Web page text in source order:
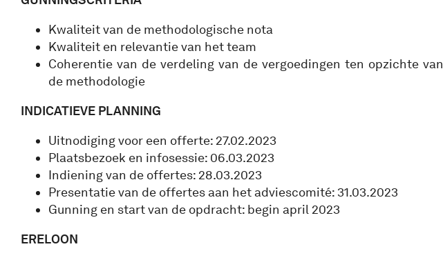
Kwaliteit van de methodologische nota
Kwaliteit en relevantie van het team
Coherentie van de verdeling van de vergoedingen ten opzichte van
de methodologie
INDICATIEVE PLANNING
Uitnodiging voor een offerte: 27.02.2023
Plaatsbezoek en infosessie: 06.03.2023
Indiening van de offertes: 28.03.2023
Presentatie van de offertes aan het adviescomité: 31.03.2023
Gunning en start van de opdracht: begin april 2023
ERELOON